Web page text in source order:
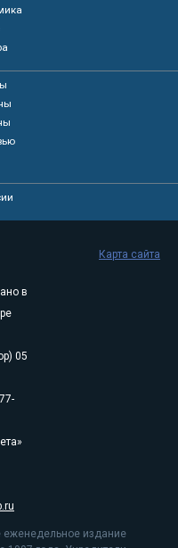
в
05
еженедельное издание
Карта сайта